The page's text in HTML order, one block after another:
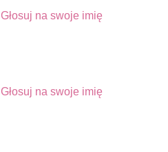
Głosuj na swoje imię
Głosuj na swoje imię